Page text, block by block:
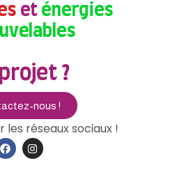
et énergies
?
nous !
les réseaux sociaux !